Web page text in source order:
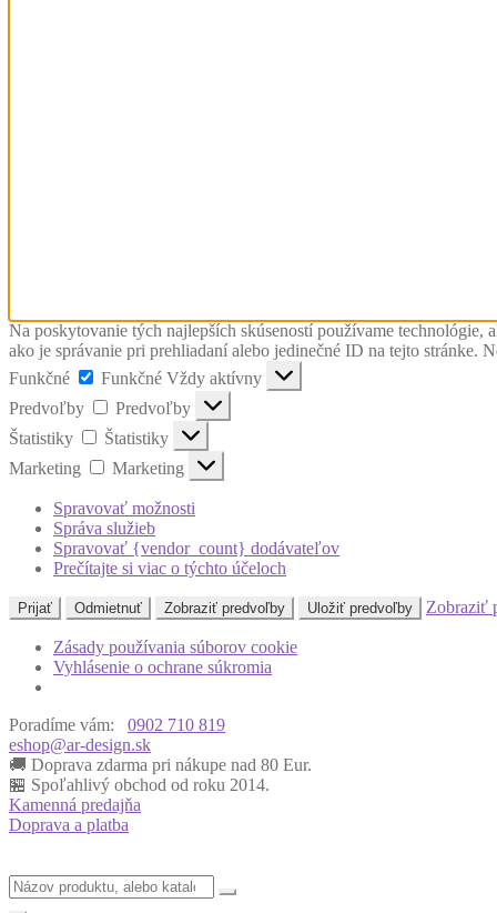
Na poskytovanie tých najlepších skúseností používame
ako je správanie pri prehliadaní alebo jedinečné ID na tejto stránke.
Funkčné
Funkčné Vždy aktívny
Predvoľby
Predvoľby
Štatistiky
Štatistiky
Marketing
Marketing
Spravovať možnosti
Správa služieb
Spravovať {vendor_count} dodávateľov
Prečítajte si viac o týchto účeloch
Prijať Odmietnuť Zobraziť predvoľby Uložiť predvoľby Zobraziť
Zásady používania súborov cookie
Vyhlásenie o ochrane súkromia
Poradíme vám:
0902 710 819
eshop@ar-design.sk
🚚 Doprava zdarma pri nákupe nad 80 Eur.
🏪 Spoľahlivý obchod od roku 2014.
Kamenná predajňa
Doprava a platba